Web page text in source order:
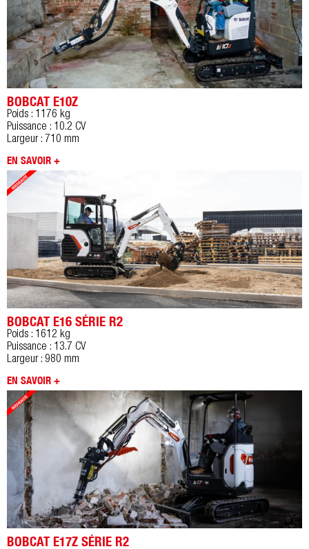
BOBCAT E10Z
Poids : 1176 kg
Puissance : 10.2 CV
Largeur : 710 mm
EN SAVOIR +
BOBCAT E16 SÉRIE R2
Poids : 1612 kg
Puissance : 13.7 CV
Largeur : 980 mm
EN SAVOIR +
BOBCAT E17Z SÉRIE R2